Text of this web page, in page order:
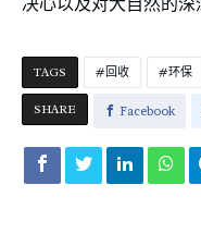
TAGS 回收 环保
SHARE Facebook